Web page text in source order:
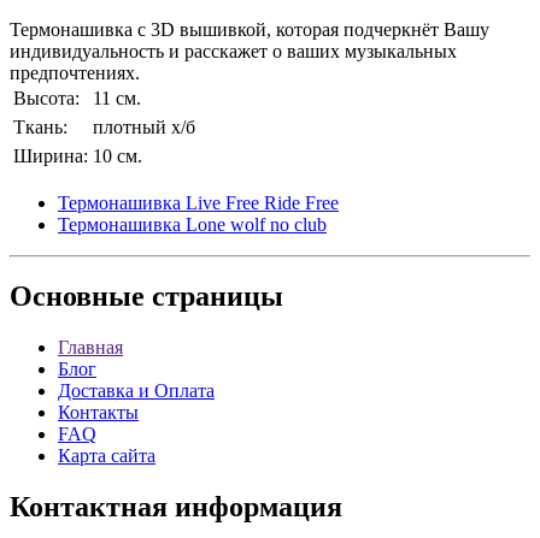
Термонашивка с 3D вышивкой, которая подчеркнёт Вашу
индивидуальность и расскажет о ваших музыкальных
предпочтениях.
Высота:
11 см.
Ткань:
плотный х/б
Ширина: 10 см.
Термонашивка Live Free Ride Free
Термонашивка Lone wolf no club
Основные страницы
Главная
Блог
Доставка и Оплата
Контакты
FAQ
Карта сайта
Контактная информация